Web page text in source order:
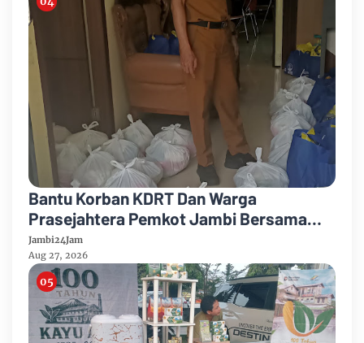
Bantu Korban KDRT Dan Warga
Prasejahtera Pemkot Jambi Bersama
PTPN IV Regional IV Salurkan Paket
Sembako
Jambi24Jam
Aug 27, 2026